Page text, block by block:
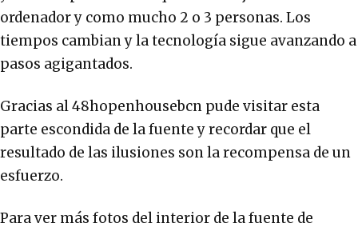
ordenador y como mucho 2 o 3 personas. Los
tiempos cambian y la tecnología sigue avanzando a
pasos agigantados.
Gracias al 48hopenhousebcn pude visitar esta
parte escondida de la fuente y recordar que el
resultado de las ilusiones son la recompensa de un
esfuerzo.
Para ver más fotos del interior de la fuente de